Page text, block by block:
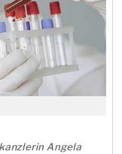
Angela